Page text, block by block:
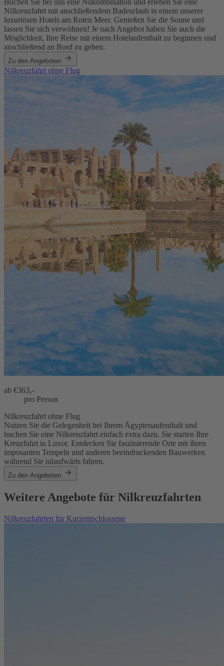
Buchen Sie bei uns eine Nilkombination und erleben Sie eine
Nilkreuzfahrt mit anschließendem Badeurlaub in einem unserer
luxuriösen Hotels am Roten Meer. Genießen Sie die Sonne und
lassen Sie sich verwöhnen! Je nach Angebot haben Sie auch die
Möglichkeit, Ihre Reise mit einem Hotelaufenthalt zu beginnen und
anschließend an Bord zu gehen.
Zu den Angeboten
Nilkreuzfahrt ohne Flug
ab €363,-
pro Person
Nilkreuzfahrt ohne Flug
Nutzen Sie die Gelegenheit bei Ihrem Ägyptenaufenthalt und
buchen Sie eine Nilkreuzfahrt einfach extra dazu. Sie starten Ihre
Kreuzfahrt in Luxor. Entdecken Sie faszinierende Orte mit ihren
imposanten Tempeln und anderen beeindruckenden Bauwerken
während Sie nilaufwärts fahren.
Zu den Angeboten
Weitere Angebote für Nilkreuzfahrten
Nilkreuzfahrten für Kurzentschlossene